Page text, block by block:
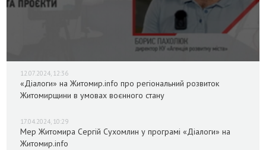
12.07.2024, 12:36
«Діалоги» на Житомир.info про регіональний розвиток
Житомирщини в умовах воєнного стану
17.04.2024, 10:29
Мер Житомира Сергій Сухомлин у програмі «Діалоги» на
Житомир.info